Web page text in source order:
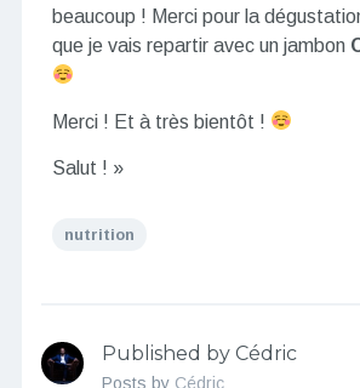
beaucoup ! Merci pour la
que je vais repartir avec un jambon
Merci ! Et à très bientôt !
Salut ! »
nutrition
Published by Cédric
Posts by Cédric